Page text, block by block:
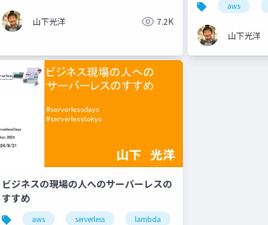
山下光洋 7.2K
aws
山下光洋
ビジネスの現場の人へのサーバーレスの
すすめ
aws serverless lambda